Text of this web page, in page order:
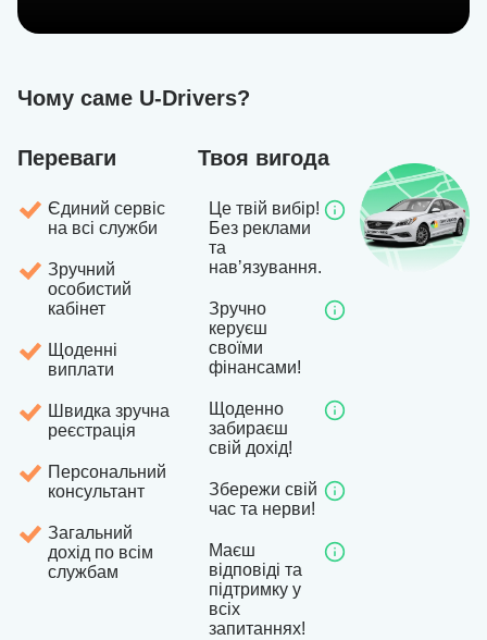
Чому саме U-Drivers?
Переваги
Єдиний сервіс
на всі служби
Зручний
особистий
кабінет
Щоденні
виплати
Швидка зручна
реєстрація
Персональний
консультант
Загальний
дохід по всім
службам
Твоя вигода
Це твій вибір!
Без реклами
та
навʼязування.
Зручно
керуєш
своїми
фінансами!
Щоденно
забираєш
свій дохід!
Збережи свій
час та нерви!
Маєш
відповіді та
підтримку у
всіх
запитаннях!